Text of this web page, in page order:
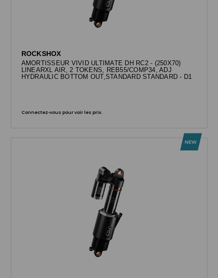
ROCKSHOX
AMORTISSEUR VIVID ULTIMATE DH RC2 - (250X70)
LINEARXL AIR, 2 TOKENS, REB55/COMP34, ADJ
HYDRAULIC BOTTOM OUT,STANDARD STANDARD - D1
Connectez-vous pour voir les prix.